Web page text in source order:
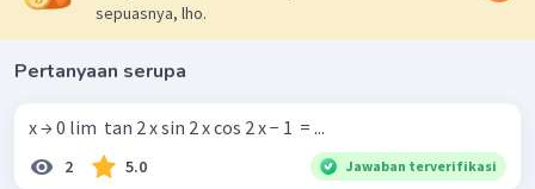
sepuasnya, lho.
Pertanyaan serupa
x → 0 lim ​ tan 2 x sin 2 x cos 2 x − 1 ​ = ...
2 5.0 Jawaban terverifikasi